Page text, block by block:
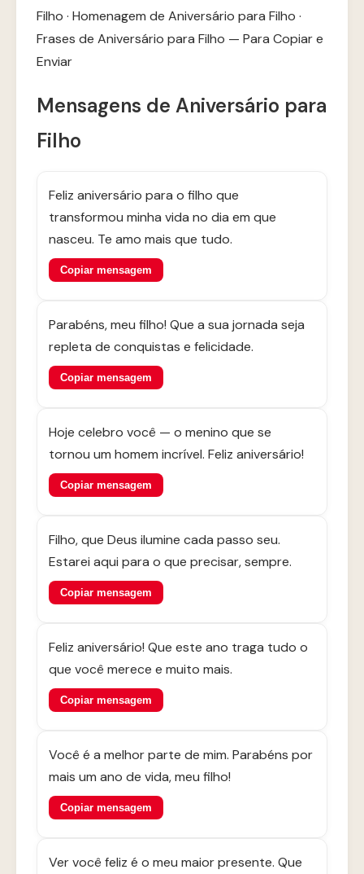
Filho · Homenagem de Aniversário para Filho ·
Frases de Aniversário para Filho — Para Copiar e
Enviar
Mensagens de Aniversário para
Filho
Feliz aniversário para o filho que
transformou minha vida no dia em que
nasceu. Te amo mais que tudo.
Copiar mensagem
Parabéns, meu filho! Que a sua jornada seja
repleta de conquistas e felicidade.
Copiar mensagem
Hoje celebro você — o menino que se
tornou um homem incrível. Feliz aniversário!
Copiar mensagem
Filho, que Deus ilumine cada passo seu.
Estarei aqui para o que precisar, sempre.
Copiar mensagem
Feliz aniversário! Que este ano traga tudo o
que você merece e muito mais.
Copiar mensagem
Você é a melhor parte de mim. Parabéns por
mais um ano de vida, meu filho!
Copiar mensagem
Ver você feliz é o meu maior presente. Que